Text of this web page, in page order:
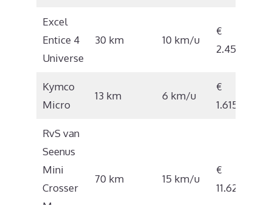
Excel
Entice 4
Universe
30 km 10 km/u
€
2.452
Kymco
Micro
13 km 6 km/u
€
1.615
RvS van
Seenus
Mini
Crosser
70 km 15 km/u
€
11.628